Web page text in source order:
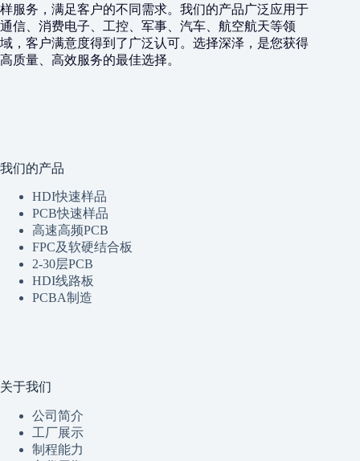
样服务，满足客户的不同需求。我们的产品广泛应用于
通信、消费电子、工控、军事、汽车、航空航天等领
域，客户满意度得到了广泛认可。选择深泽，是您获得
高质量、高效服务的最佳选择。
我们的产品
HDI快速样品
PCB快速样品
高速高频PCB
FPC及软硬结合板
2-30层PCB
HDI线路板
PCBA制造
关于我们
公司简介
工厂展示
制程能力